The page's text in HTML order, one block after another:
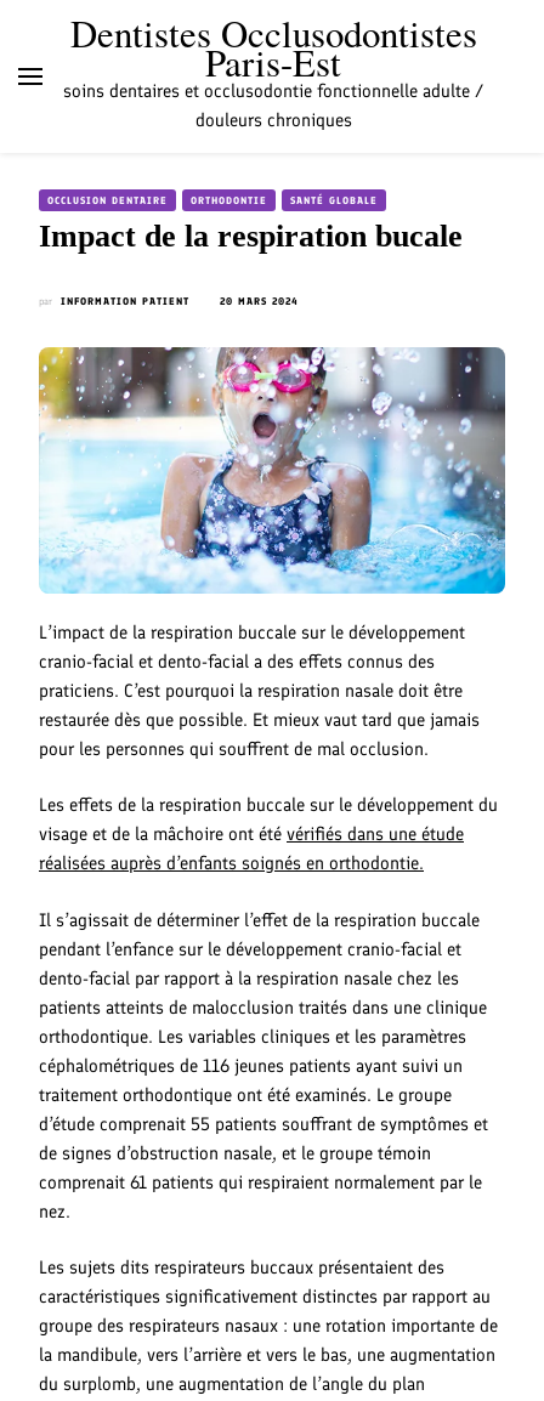
Dentistes Occlusodontistes
Paris-Est
soins dentaires et occlusodontie fonctionnelle adulte /
douleurs chroniques
OCCLUSION DENTAIRE ORTHODONTIE SANTÉ GLOBALE
Impact de la respiration bucale
par INFORMATION PATIENT 20 MARS 2024
L’impact de la respiration buccale sur le développement
cranio-facial et dento-facial a des effets connus des
praticiens. C’est pourquoi la respiration nasale doit être
restaurée dès que possible. Et mieux vaut tard que jamais
pour les personnes qui souffrent de mal occlusion.
Les effets de la respiration buccale sur le développement du
visage et de la mâchoire ont été vérifiés dans une étude
réalisées auprès d’enfants soignés en orthodontie.
Il s’agissait de déterminer l’effet de la respiration buccale
pendant l’enfance sur le développement cranio-facial et
dento-facial par rapport à la respiration nasale chez les
patients atteints de malocclusion traités dans une clinique
orthodontique. Les variables cliniques et les paramètres
céphalométriques de 116 jeunes patients ayant suivi un
traitement orthodontique ont été examinés. Le groupe
d’étude comprenait 55 patients souffrant de symptômes et
de signes d’obstruction nasale, et le groupe témoin
comprenait 61 patients qui respiraient normalement par le
nez.
Les sujets dits respirateurs buccaux présentaient des
caractéristiques significativement distinctes par rapport au
groupe des respirateurs nasaux : une rotation importante de
la mandibule, vers l’arrière et vers le bas, une augmentation
du surplomb, une augmentation de l’angle du plan